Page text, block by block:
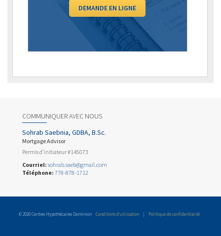
DEMANDE EN LIGNE
COMMUNIQUER AVEC NOUS
Sohrab Saebnia, GDBA, B.Sc.
Mortgage Advisor
Permis d’initiateur #145073
Courriel: sohrab.saeb@gmail.com
Téléphone: 778-878-1712
© 2026 Centres Hypothécaires Dominion Conditions d’utilisation | Politique de confidentialité